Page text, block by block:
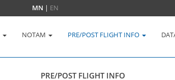
MN | EN
NOTAM PRE/POST FLIGHT INFO
PRE/POST FLIGHT INFO